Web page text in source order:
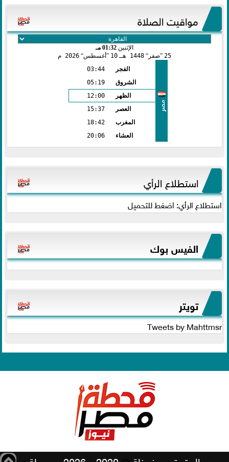
مواقيت الصلاة
الإثنين 01:32 مـ
25 صفر 1448 هـ 10 أغسطس 2026 م
مصر
الفجر
03:44
الشروق
05:19
الظهر
12:00
العصر
15:37
المغرب
18:42
العشاء
20:06
استطلاع الرأي
استطلاع الرأي: اضغط للتحميل
الفيس بوك
تويتر
Tweets by Mahttmsr